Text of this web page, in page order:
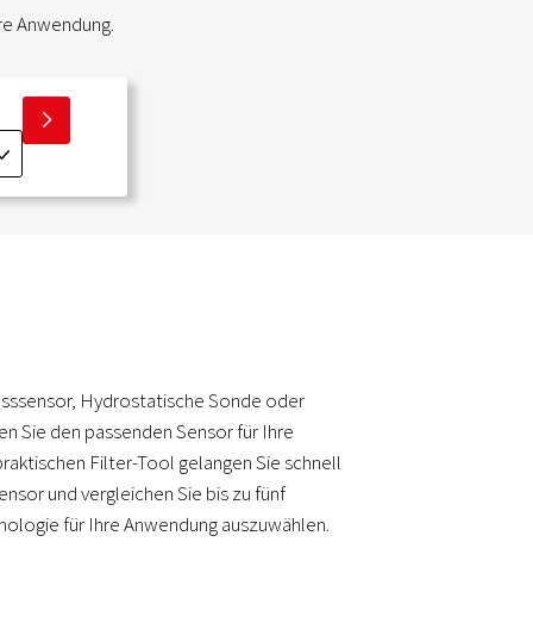
Anwendung.
I
Hydrostatische Sonde oder
Sie den passenden Sensor für Ihre
Filter-Tool gelangen Sie schnell
und vergleichen Sie bis zu fünf
für Ihre Anwendung auszuwählen.